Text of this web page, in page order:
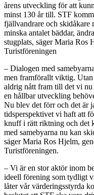
årens utveckling för att
minst 130 år till. STF
fjällvandrare och skidåkare
minska antalet bäddar,
stugplats, säger Maria Ros
Turistföreningen
– Dialogen med
men framförallt viktig.
aldrig nått fram till det vi nu
en hållbar utveckling
Nu blev det förr och det är
tidsperspektivet vi haft att
knuff i rätt riktning och det
med samebyarna nu kan
säger Maria Ros Hjelm,
Turistföreningen.
– Vi är en stor aktör inom
ideell förening som tydligt
låter vår värderingsstyrda